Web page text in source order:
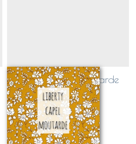
Liberty Capel Moutarde
(CLASSIQUE)
Sur demande